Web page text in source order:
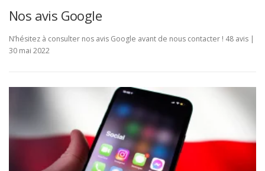
Nos avis Google
N’hésitez à consulter nos avis Google avant de nous contacter ! 48 avis |
30 mai 2022